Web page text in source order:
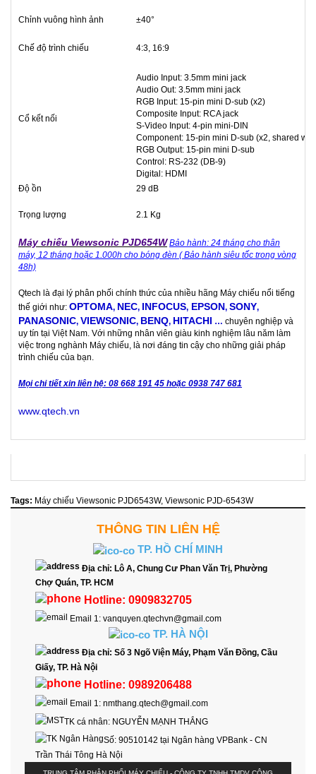
Chỉnh vuông hình ảnh ±40°
Chế độ trình chiếu 4:3, 16:9
Cổ kết nối
Audio Input: 3.5mm mini jack
Audio Out: 3.5mm mini jack
RGB Input: 15-pin mini D-sub (x2)
Composite Input: RCA jack
S-Video Input: 4-pin mini-DIN
Component: 15-pin mini D-sub (x2, shared
RGB Output: 15-pin mini D-sub
Control: RS-232 (DB-9)
Digital: HDMI
Độ ồn
29 dB
Trọng lượng 2.1 Kg
Máy chiếu Viewsonic PJD654W Bảo hành: 24 tháng cho thân
máy, 12 tháng hoặc 1.000h cho bóng đèn ( Bảo hành siêu tốc trong vòng
48h)
Qtech là đại lý phân phối chính thức của nhiều hãng Máy chiếu nổi tiếng
thế giới như: OPTOMA, NEC, INFOCUS, EPSON, SONY,
PANASONIC, VIEWSONIC, BENQ, HITACHI … chuyên nghiệp và
uy tín tại Việt Nam. Với những nhân viên giàu kinh nghiệm lâu năm làm
việc trong nghành Máy chiếu, là nơi đáng tin cậy cho những giải pháp
trình chiếu của bạn.
Mọi chi tiết xin liên hệ: 08 668 191 45 hoặc 0938 747 681
www.qtech.vn
Tags: Máy chiếu Viewsonic PJD6543W, Viewsonic PJD-6543W
THÔNG TIN LIÊN HỆ
TP. HỒ CHÍ MINH
Địa chỉ: Lô A, Chung Cư Phan Văn Trị, Phường
Chợ Quán, TP. HCM
Hotline: 0909832705
Email 1: vanquyen.qtechvn@gmail.com
TP. HÀ NỘI
Địa chỉ: Số 3 Ngõ Viện Máy, Phạm Văn Đồng, Cầu
Giấy, TP. Hà Nội
Hotline: 0989206488
Email 1: nmthang.qtech@gmail.com
TK cá nhân: NGUYỄN MẠNH THẮNG
Số: 90510142 tại Ngân hàng VPBank - CN
Trần Thái Tông Hà Nội